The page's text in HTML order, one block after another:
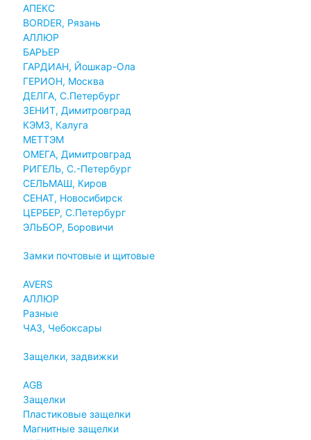
АПЕКС
BORDER, Рязань
АЛЛЮР
БАРЬЕР
ГАРДИАН, Йошкар-Ола
ГЕРИОН, Москва
ДЕЛГА, С.Петербург
ЗЕНИТ, Димитровград
КЭМЗ, Калуга
МЕТТЭМ
ОМЕГА, Димитровград
РИГЕЛЬ, С.-Петербург
СЕЛЬМАШ, Киров
СЕНАТ, Новосибирск
ЦЕРБЕР, С.Петербург
ЭЛЬБОР, Боровичи
Замки почтовые и щитовые
AVERS
АЛЛЮР
Разные
ЧАЗ, Чебоксары
Защелки, задвижки
AGB
Защелки
Пластиковые защелки
Магнитные защелки